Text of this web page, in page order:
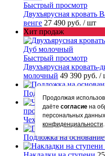
Быстрый просмотр
Двухъярусная кровать
венге 27 490 руб. / шт
Хит продаж
Быстрый просмотр
Двухъярусная
молочный 49 390 руб. /
Подложка на основание
просмотр
Чехол на матрас
Подложка на
Продолжая
даёте согласие на
персональных данных
конфиденциальности.